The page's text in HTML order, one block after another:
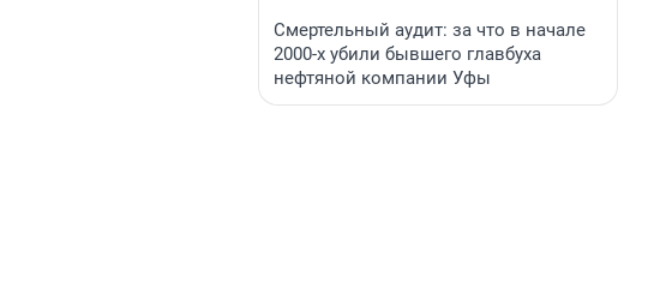
Смертельный аудит: за что в начале
2000-х убили бывшего главбуха
нефтяной компании Уфы